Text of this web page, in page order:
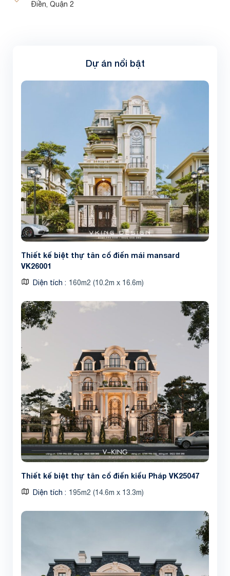
Điền, Quận 2
Dự án nổi bật
Thiết kế biệt thự tân cổ điển mái mansard
VK26001
Diện tích 160m2 (10.2m x 16.6m)
Thiết kế biệt thự tân cổ điển kiểu Pháp VK25047
Diện tích 195m2 (14.6m x 13.3m)